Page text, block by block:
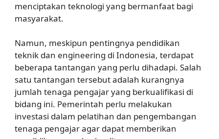
menciptakan teknologi yang bermanfaat bagi
masyarakat.
Namun, meskipun pentingnya pendidikan
teknik dan engineering di Indonesia, terdapat
beberapa tantangan yang perlu dihadapi. Salah
satu tantangan tersebut adalah kurangnya
jumlah tenaga pengajar yang berkualifikasi di
bidang ini. Pemerintah perlu melakukan
investasi dalam pelatihan dan pengembangan
tenaga pengajar agar dapat memberikan